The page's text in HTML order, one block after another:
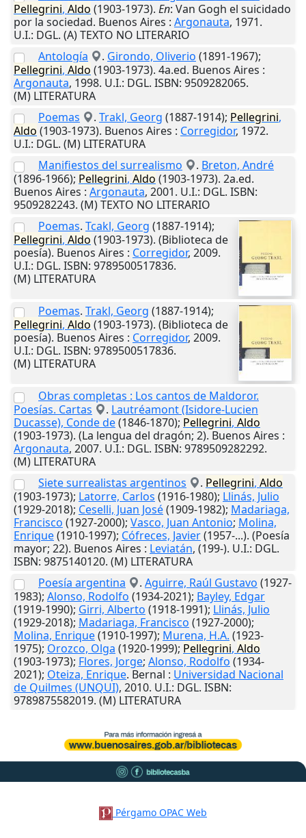
Pellegrini, Aldo (1903-1973). En: Van Gogh el suicidado
por la sociedad. Buenos Aires : Argonauta, 1971.
U.I.: DGL. (A) TEXTO NO LITERARIO
Antología
. Girondo, Oliverio (1891-1967);
Pellegrini, Aldo (1903-1973). 4a.ed. Buenos Aires :
Argonauta, 1998. U.I.: DGL. ISBN: 9509282065.
(M) LITERATURA
Poemas
. Trakl, Georg (1887-1914); Pellegrini,
Aldo (1903-1973). Buenos Aires : Corregidor, 1972.
U.I.: DGL. (M) LITERATURA
Manifiestos del surrealismo
. Breton, André
(1896-1966); Pellegrini, Aldo (1903-1973). 2a.ed.
Buenos Aires : Argonauta, 2001. U.I.: DGL. ISBN:
9509282243. (M) TEXTO NO LITERARIO
Poemas. Tcakl, Georg (1887-1914);
Pellegrini, Aldo (1903-1973). (Biblioteca de
poesía). Buenos Aires : Corregidor, 2009.
U.I.: DGL. ISBN: 9789500517836.
(M) LITERATURA
Poemas. Trakl, Georg (1887-1914);
Pellegrini, Aldo (1903-1973). (Biblioteca de
poesía). Buenos Aires : Corregidor, 2009.
U.I.: DGL. ISBN: 9789500517836.
(M) LITERATURA
Obras completas : Los cantos de Maldoror.
Poesías. Cartas
. Lautréamont (Isidore-Lucien
Ducasse), Conde de(1846-1870); Pellegrini, Aldo
(1903-1973). (La lengua del dragón; 2). Buenos Aires :
Argonauta, 2007. U.I.: DGL. ISBN: 9789509282292.
(M) LITERATURA
Siete surrealistas argentinos
. Pellegrini, Aldo
(1903-1973); Latorre, Carlos (1916-1980); Llinás, Julio
(1929-2018); Ceselli, Juan José(1909-1982); Madariaga,
Francisco (1927-2000); Vasco, Juan Antonio; Molina,
Enrique(1910-1997); Cófreces, Javier(1957-...). (Poesía
mayor; 22). Buenos Aires : Leviatán, (199-). U.I.: DGL.
ISBN: 9875140120. (M) LITERATURA
Poesía argentina
. Aguirre, Raúl Gustavo (1927-
1983); Alonso, Rodolfo (1934-2021); Bayley, Edgar
(1919-1990); Girri, Alberto (1918-1991); Llinás, Julio
(1929-2018); Madariaga, Francisco (1927-2000);
Molina, Enrique(1910-1997); Murena, H.A. (1923-
1975); Orozco, Olga (1920-1999); Pellegrini, Aldo
(1903-1973); Flores, Jorge; Alonso, Rodolfo (1934-
2021); Oteiza, Enrique. Bernal : Universidad Nacional
de Quilmes (UNQUI), 2010. U.I.: DGL. ISBN:
9789875582019. (M) LITERATURA
Pérgamo OPAC Web